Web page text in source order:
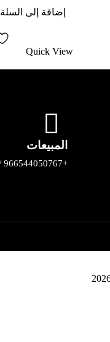
إضافة إلى السلة
Quick View
المبيعات
+966544050767 / +966544030450